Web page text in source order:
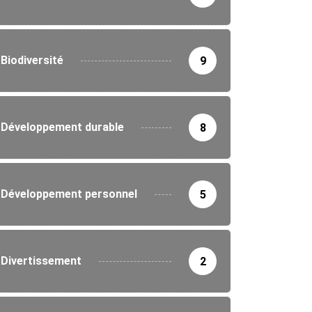
Biodiversité 9
Développement durable 8
Développement personnel 5
Divertissement 2